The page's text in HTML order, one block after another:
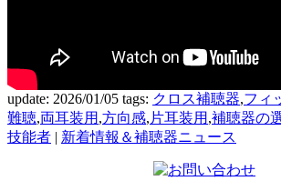
update: 2026/01/05 tags: クロス補聴器,フィ
難聴,両耳装用 ,方向感, 片耳装用 ,補聴器の
技能者 | 新着情報＆補聴器ニュース